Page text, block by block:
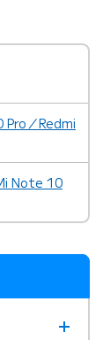
／Redmi
Note 10